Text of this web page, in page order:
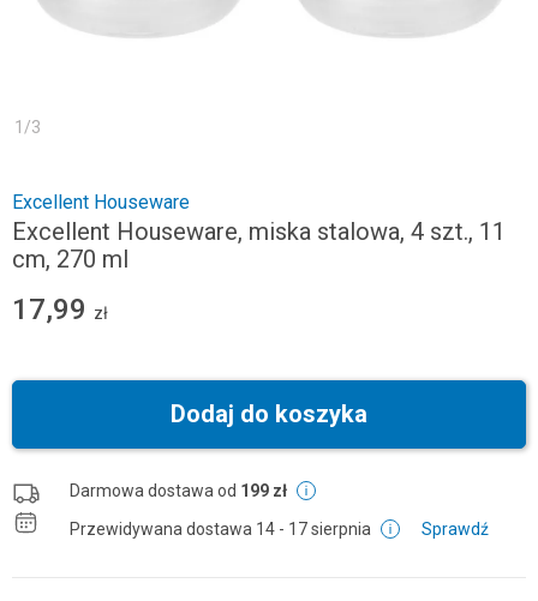
1 /3
Excellent Houseware
Excellent Houseware, miska stalowa, 4 szt., 11
cm, 270 ml
17,99 zł
Dodaj do koszyka
Darmowa dostawa od 199 zł
Przewidywana dostawa 14 - 17 sierpnia Sprawdź